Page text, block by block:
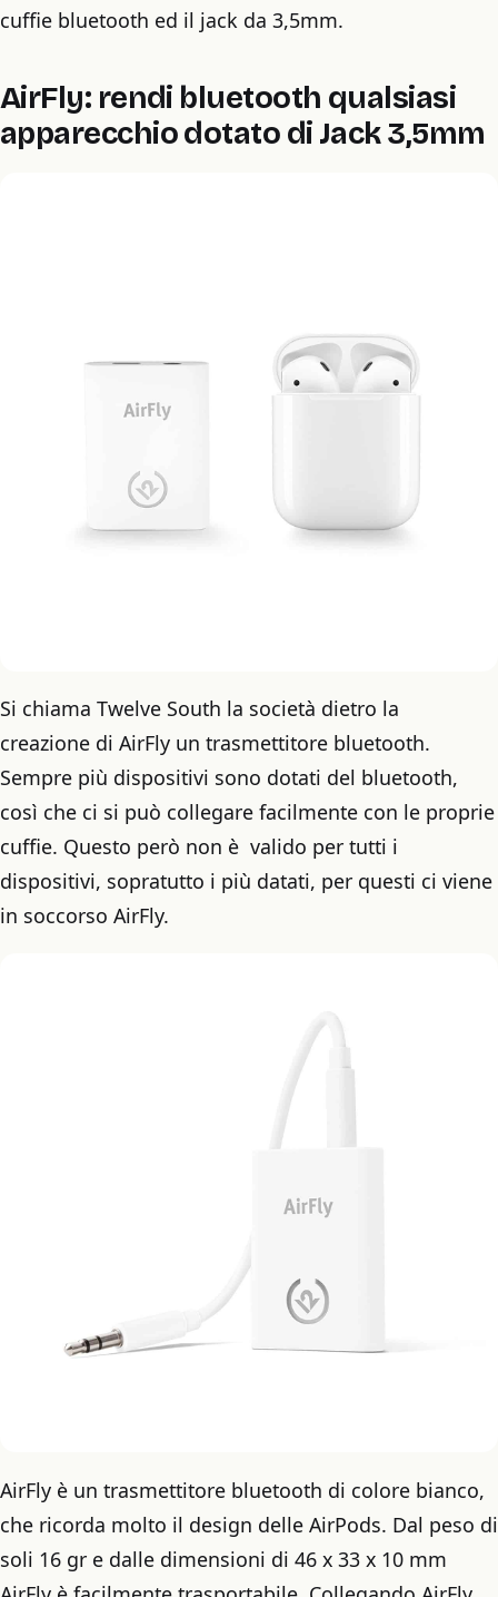
cuffie bluetooth ed il jack da 3,5mm.
AirFly: rendi bluetooth qualsiasi
apparecchio dotato di Jack 3,5mm
Si chiama Twelve South la società dietro la
creazione di AirFly un trasmettitore bluetooth.
Sempre più dispositivi sono dotati del bluetooth,
così che ci si può collegare facilmente con le proprie
cuffie. Questo però non è valido per tutti i
dispositivi, sopratutto i più datati, per questi ci viene
in soccorso AirFly.
AirFly è un trasmettitore bluetooth di colore bianco,
che ricorda molto il design delle AirPods. Dal peso di
soli 16 gr e dalle dimensioni di 46 x 33 x 10 mm